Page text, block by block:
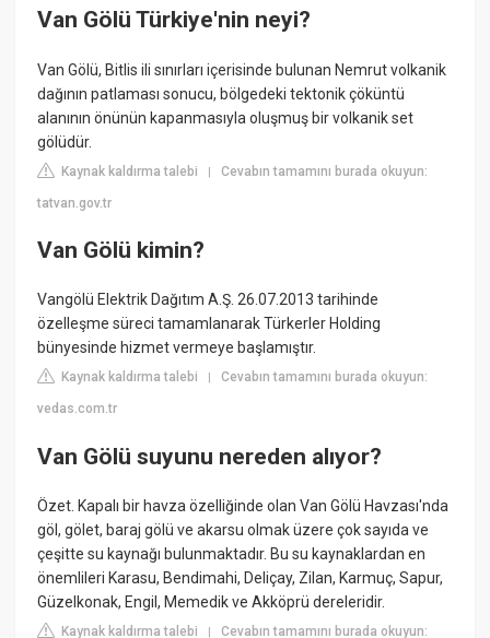
Van Gölü Türkiye'nin neyi?
Van Gölü, Bitlis ili sınırları içerisinde bulunan Nemrut volkanik
dağının patlaması sonucu, bölgedeki tektonik çöküntü
alanının önünün kapanmasıyla oluşmuş bir volkanik set
gölüdür.
Kaynak kaldırma talebi |Cevabın tamamını burada okuyun:
tatvan.gov.tr
Van Gölü kimin?
Vangölü Elektrik Dağıtım A.Ş. 26.07.2013 tarihinde
özelleşme süreci tamamlanarak Türkerler Holding
bünyesinde hizmet vermeye başlamıştır.
Kaynak kaldırma talebi |Cevabın tamamını burada okuyun:
vedas.com.tr
Van Gölü suyunu nereden alıyor?
Özet. Kapalı bir havza özelliğinde olan Van Gölü Havzası'nda
göl, gölet, baraj gölü ve akarsu olmak üzere çok sayıda ve
çeşitte su kaynağı bulunmaktadır. Bu su kaynaklardan en
önemlileri Karasu, Bendimahi, Deliçay, Zilan, Karmuç, Sapur,
Güzelkonak, Engil, Memedik ve Akköprü dereleridir.
Kaynak kaldırma talebi |Cevabın tamamını burada okuyun: